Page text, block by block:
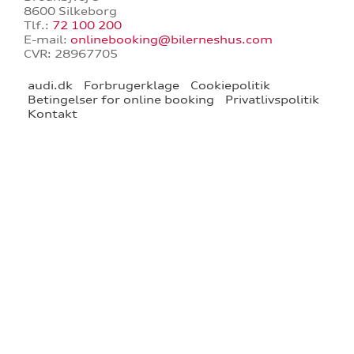
8600 Silkeborg
Tlf.: 72 100 200
E-mail: onlinebooking@bilerneshus.com
CVR: 28967705
audi.dk Forbrugerklage
Cookiepolitik
Betingelser for online booking
Privatlivspolitik
Kontakt